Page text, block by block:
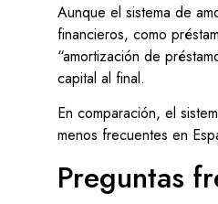
Aunque el sistema de
financieros, como
“amortización de
capital al final.
En comparación, el
menos frecuentes en
Preguntas